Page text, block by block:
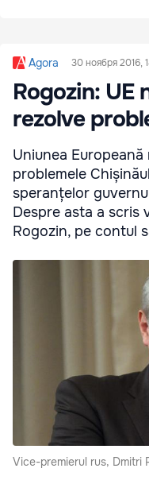
Agora 30 ноября 2016,
Rogozin: UE
rezolve
Uniunea
problemele
speranțelor
Despre asta a scris
Rogozin, pe contul
Vice-premierul rus, Dmitri